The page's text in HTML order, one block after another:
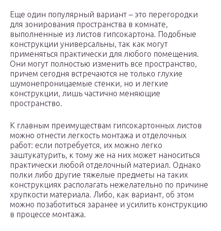
Еще один популярный вариант – это перегородки
для зонирования пространства в комнате,
выполненные из листов гипсокартона. Подобные
конструкции универсальны, так как могут
применяться практически для любого помещения.
Они могут полностью изменить все пространство,
причем сегодня встречаются не только глухие
шумонепроницаемые стенки, но и легкие
конструкции, лишь частично меняющие
пространство.
К главным преимуществам гипсокартонных листов
можно отнести легкость монтажа и отделочных
работ: если потребуется, их можно легко
заштукатурить, к тому же на них может наноситься
практически любой отделочный материал. Однако
полки либо другие тяжелые предметы на таких
конструкциях располагать нежелательно по причине
хрупкости материала. Либо, как вариант, об этом
можно позаботиться заранее и усилить конструкцию
в процессе монтажа.